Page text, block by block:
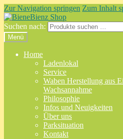
Zur Navigation springen Zum Inhalt
Suchen nach:
Menü
Home
Ladenlokal
Service
Waben Herstellung aus
Wachsannahme
Philosophie
Infos und Neuigkeiten
Über uns
Parksituation
Kontakt